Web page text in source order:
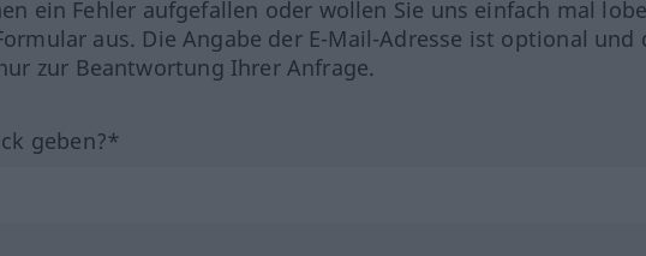
ein Fehler aufgefallen oder wollen Sie uns einfach mal
aus. Die Angabe der E-Mail-Adresse ist optional und
zur Beantwortung Ihrer Anfrage.
geben?*